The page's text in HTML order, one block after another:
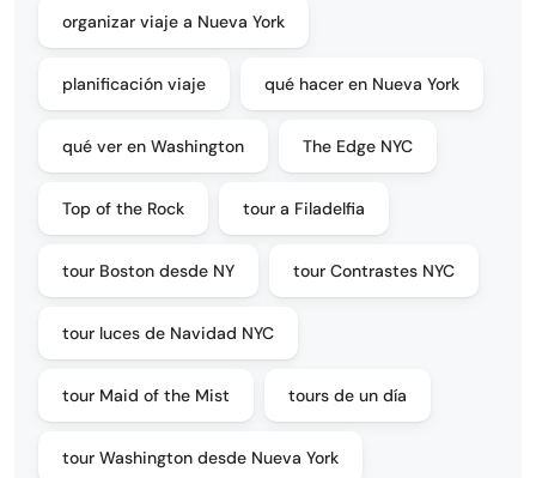
organizar viaje a Nueva York
planificación viaje qué hacer en Nueva York
qué ver en Washington The Edge NYC
Top of the Rock tour a Filadelfia
tour Boston desde NY tour Contrastes NYC
tour luces de Navidad NYC
tour Maid of the Mist tours de un día
tour Washington desde Nueva York